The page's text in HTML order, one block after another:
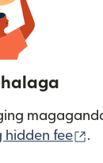
hidden fee .